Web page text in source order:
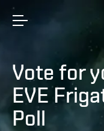
Vote for
EVE
Poll